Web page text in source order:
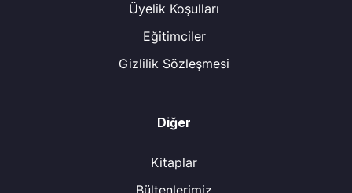
Üyelik Koşulları
Eğitimciler
Gizlilik Sözleşmesi
Diğer
Kitaplar
Bültenlerimiz